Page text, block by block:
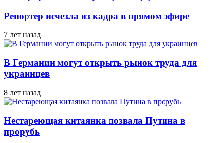
Репортер исчезла из кадра в прямом эфире
7 лет назад
В Германии могут открыть рынок труда для
украинцев
8 лет назад
Нестареющая китаянка позвала Путина в
прорубь